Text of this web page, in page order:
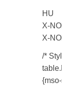
HU
X-
X-
/*